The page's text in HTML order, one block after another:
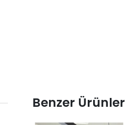
Benzer Ürünler